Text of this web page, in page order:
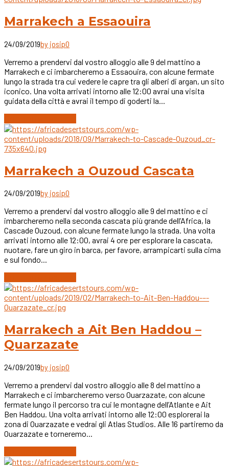
Marrakech a Essaouira
24/09/2019by josip0
Verremo a prendervi dal vostro alloggio alle 9 del mattino a
Marrakech e ci imbarcheremo a Essaouira, con alcune fermate
lungo la strada tra cui vedere le capre tra gli alberi di argan, un sito
iconico. Una volta arrivati intorno alle 12:00 avrai una visita
guidata della città e avrai il tempo di goderti la...
Marrakech a Ouzoud Cascata
24/09/2019by josip0
Verremo a prendervi dal vostro alloggio alle 9 del mattino e ci
imbarcheremo nella seconda cascata più grande dell’Africa, la
Cascade Ouzoud, con alcune fermate lungo la strada. Una volta
arrivati intorno alle 12:00, avrai 4 ore per esplorare la cascata,
nuotare, fare un giro in barca, per favore, arrampicarti sulla cima
e sul fondo...
Marrakech a Ait Ben Haddou –
Quarzazate
24/09/2019by josip0
Verremo a prendervi dal vostro alloggio alle 8 del mattino a
Marrakech e ci imbarcheremo verso Ouarzazate, con alcune
fermate lungo il percorso tra cui le montagne dell’Atlante e Ait
Ben Haddou. Una volta arrivati intorno alle 12:00 esplorerai la
zona di Ouarzazate e vedrai gli Atlas Studios. Alle 16 partiremo da
Ouarzazate e torneremo...